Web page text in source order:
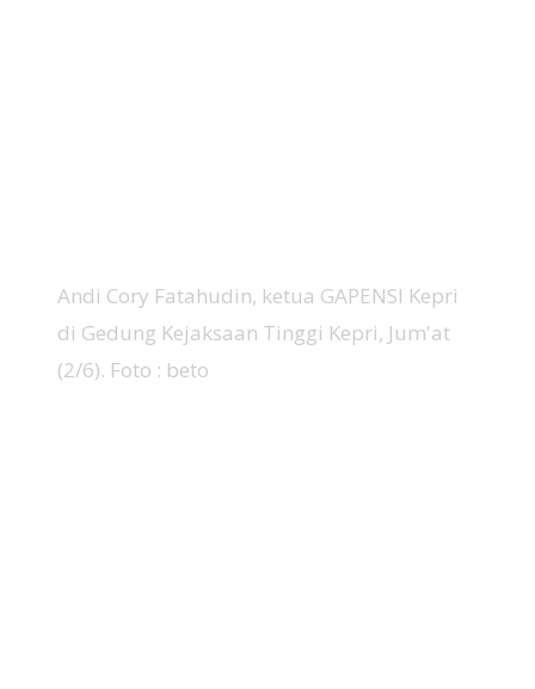
Andi Cory Fatahudin, ketua GAPENSI Kepri
di Gedung Kejaksaan Tinggi Kepri, Jum'at
(2/6). Foto : beto